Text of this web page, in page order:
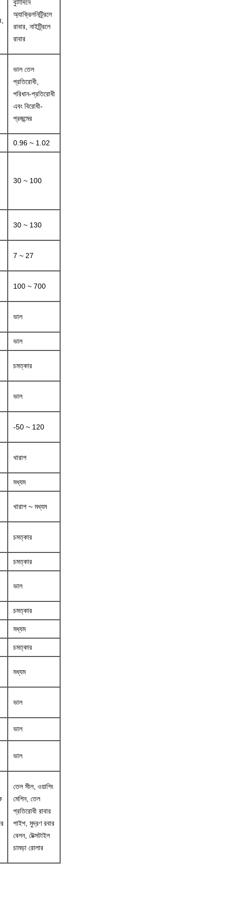
বুটাদিনে
অ্যাক্রিলনিট্র্রিলে
রাবার, নাইট্র্রিলে
রাবার
ভাল তেল
প্রতিরোধী,
পরিধান-প্রতিরোধী
এবং বিরোধী-
প্রজন্মের
0.96 ~ 1.02
30 ~ 100
30 ~ 130
7 ~ 27
100 ~ 700
ভাল
ভাল
চমত্কার
ভাল
-50 ~ 120
খারাপ
মধ্যম
খারাপ ~ মধ্যম
চমত্কার
চমত্কার
ভাল
চমত্কার
মধ্যম
চমত্কার
মধ্যম
ভাল
ভাল
ভাল
তেল সীল, ওয়াশিং
মেশিন, তেল
প্রতিরোধী রাবার
পাইপ, মুদ্রণ রবার
বেলন, টেক্সটাইল
চামড়া রোলার